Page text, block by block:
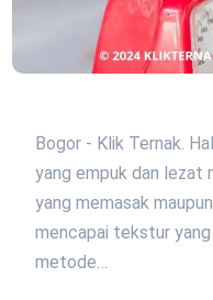
Bogor - Klik Ternak.
yang empuk dan lezat
yang memasak
mencapai tekstur
metode…